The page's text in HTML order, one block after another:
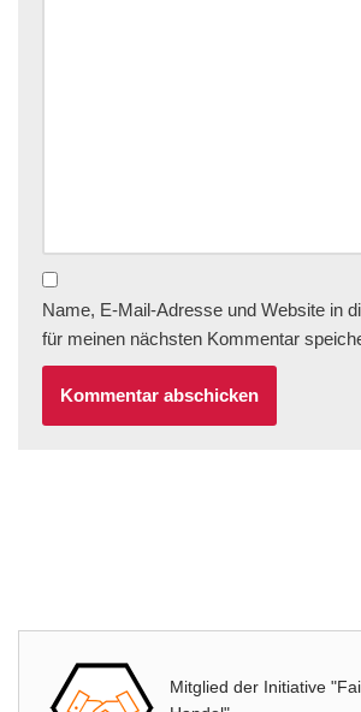
Name, E-Mail-Adresse und Website in
für meinen nächsten Kommentar
Mitglied der Initiative